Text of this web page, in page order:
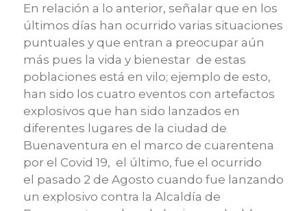
En relación a lo anterior, señalar que en los
últimos días han ocurrido varias situaciones
puntuales y que entran a preocupar aún
más pues la vida y bienestar de estas
poblaciones está en vilo; ejemplo de esto,
han sido los cuatro eventos con artefactos
explosivos que han sido lanzados en
diferentes lugares de la ciudad de
Buenaventura en el marco de cuarentena
por el Covid 19, el último, fue el ocurrido
el pasado 2 de Agosto cuando fue lanzando
un explosivo contra la Alcaldía de